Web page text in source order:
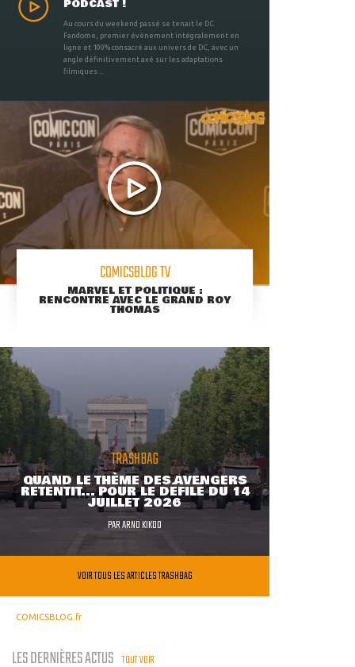
PODCAST !
Au cours du weekend passé se tenait le DC
Fandome, premier évènement intégralement en
ligne et 100% consacré aux univers de DC, avec un
angle définitivement axé sur les adaptations
filmiques ...
COMICSBLOG TV
MARVEL ET POLITIQUE :
RENCONTRE AVEC LE GRAND ROY
THOMAS
TRASHBAG
QUAND LE THÈME DES AVENGERS
RETENTIT... POUR LE DÉFILÉ DU 14
JUILLET 2026
PARARNO KIKOO
VOIR TOUS LES ARTICLES TRASHBAG
COMICSBLOG.fr
LES DERNIÈRES ACTUS TOUT VOIR